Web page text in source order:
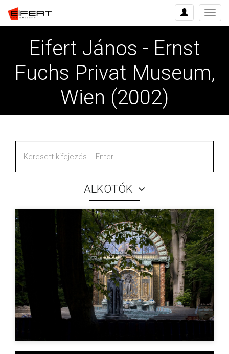
Menü
Eifert János - Ernst
Fuchs Privat Museum,
Wien (2002)
ALKOTÓK